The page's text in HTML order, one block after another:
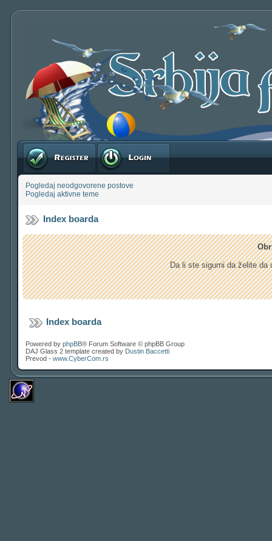
Registruj se Prijavite se
Pogledaj neodgovorene postove
Pogledaj aktivne teme
Index boarda
Da li ste sigurni da želite da
Index boarda
Powered by phpBB® Forum Software © phpBB Group
DAJ Glass 2 template created by Dustin Baccetti
Prevod - www.CyberCom.rs